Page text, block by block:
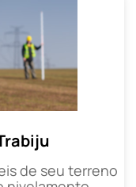
de seu terreno